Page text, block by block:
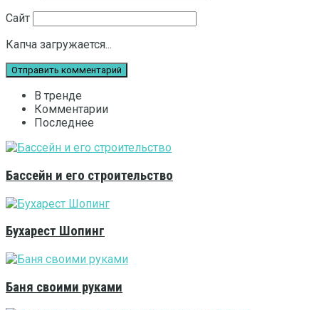
Сайт
Капча загружается...
В тренде
Комментарии
Последнее
Бассейн и его строительство
Бухарест Шопинг
Баня своими руками